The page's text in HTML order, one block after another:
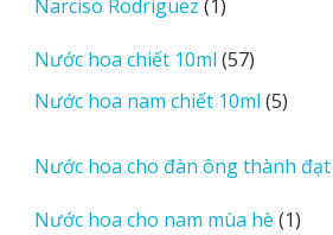
Narciso Rodriguez 1
phẩm
Nước hoa chiết 10ml 5757
sản
phẩm
Nước hoa nam chiết 10ml 55
phẩm
Nước hoa cho đàn ông thành đạt
Nước hoa cho nam mùa hè 11